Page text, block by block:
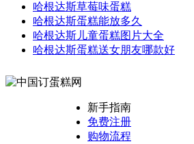
哈根达斯草莓味蛋糕
哈根达斯蛋糕能放多久
哈根达斯儿童蛋糕图片大全
哈根达斯蛋糕送女朋友哪款好
新手指南
免费注册
购物流程